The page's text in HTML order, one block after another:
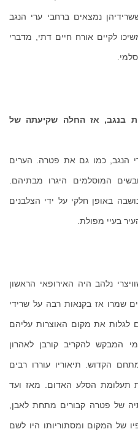
נמצאים ברחבי ערי הנגב
לקיים אורח חיים דתי, מדברי
בנגב, אז החלה שקיעתה של
הנגב, כמו גם את פטרה. הערים
המוסלמים היגרו מבתיהם.
באופן חלקי על ידי הצלבנים
בעיי מפולת.
נלהב היה האירופאי הראשון
בשנת 1812. הבדווים שמרו אז בקנאות רבה על שרידי
לגלות את מקום האוצרות עליהם
המבקש להקריב קורבן לאהרון
הקדוש. תיאוריו עוררו רבים
תעלומת הסלע האדום. מאז ועד
של פטרה קבורים מתחת לאבן,
של המקום ומסתוריותו היו לשם